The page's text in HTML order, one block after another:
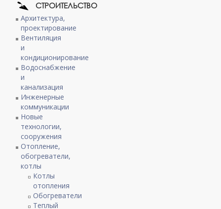
СТРОИТЕЛЬСТВО
Архитектура,
проектирование
Вентиляция
и
кондиционирование
Водоснабжение
и
канализация
Инженерные
коммуникации
Новые
технологии,
сооружения
Отопление,
обогреватели,
котлы
Котлы
отопления
Обогреватели
Теплый